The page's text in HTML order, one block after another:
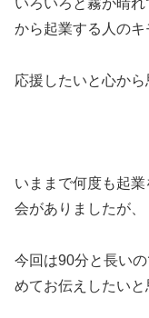
いろいろと霧が晴
から起業する人のキ
応援したいと心から
いままで何度も起
会がありましたが、
今回は90分と長い
めてお伝えしたいと